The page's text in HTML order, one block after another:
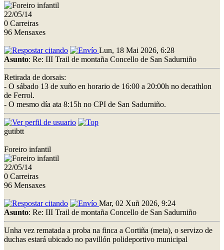
22/05/14
0 Carreiras
96 Mensaxes
Lun, 18 Mai 2026, 6:28
Asunto: Re: III Trail de montaña Concello de San Sadurniño
Retirada de dorsais:
- O sábado 13 de xuño en horario de 16:00 a 20:00h no decathlon
de Ferrol.
- O mesmo día ata 8:15h no CPI de San Sadurniño.
gutibtt
Foreiro infantil
22/05/14
0 Carreiras
96 Mensaxes
Mar, 02 Xuñ 2026, 9:24
Asunto: Re: III Trail de montaña Concello de San Sadurniño
Unha vez rematada a proba na finca a Cortiña (meta), o servizo de
duchas estará ubicado no pavillón polideportivo municipal